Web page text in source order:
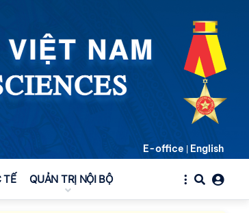
E-office | English
TẾ QUẢN TRỊ NỘI BỘ
đức, phương pháp, phong cách Hồ Chí Minh
giai đoạn phát triển mới
Viện Hàn lâm Khoa học
hội Việt Nam công bố
quyết định về công
“Không gian phát triển
Nam trong kỷ
nguyên mới: Định hướng